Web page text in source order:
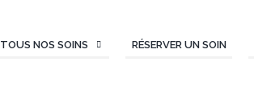
TOUS NOS SOINS RÉSERVER UN SOIN